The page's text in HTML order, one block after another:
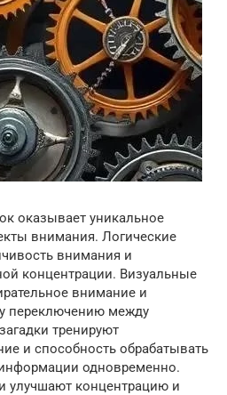
оказывает уникальное
внимания. Логические
внимания и
концентрации. Визуальные
внимание и
переключению между
тренируют
и способность обрабатывать
одновременно.
улучшают концентрацию и